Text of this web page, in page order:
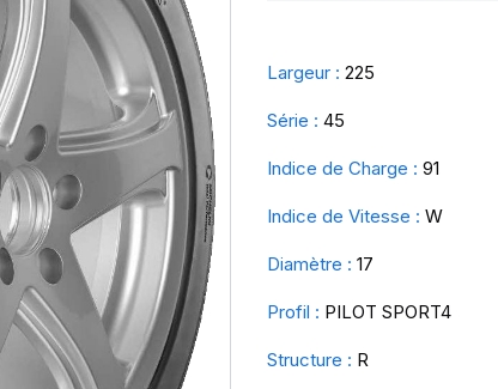
Largeur : 225
Série : 45
Indice de Charge : 91
Indice de Vitesse : W
Diamètre : 17
Profil : PILOT SPORT4
Structure : R